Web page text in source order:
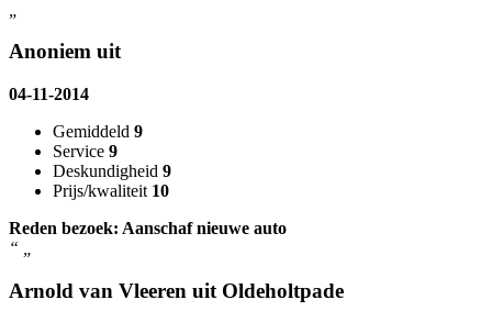
Anoniem uit
04-11-2014
Gemiddeld 9
Service 9
Deskundigheid 9
Prijs/kwaliteit 10
Reden bezoek: Aanschaf nieuwe auto
“
Arnold van Vleeren uit Oldeholtpade